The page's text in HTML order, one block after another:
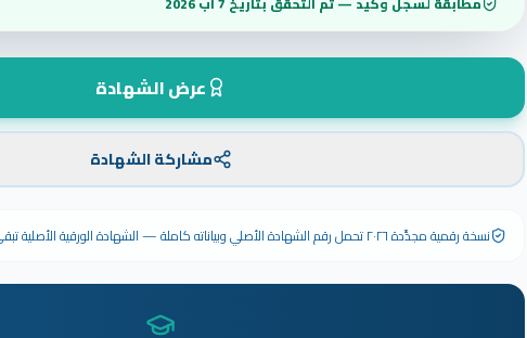
عرض الشهادة
مشاركة الشهادة
نسخة رقمية مجدَّدة ٢٠٢٦ تحمل رقم الشهادة الأصلي وبياناته كاملة — الشهادة الورقية الأصلية تبقى سارية المفعول.